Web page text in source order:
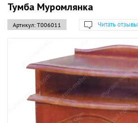
Тумба Муромлянка
Артикул: Т006011 Читать отзывы